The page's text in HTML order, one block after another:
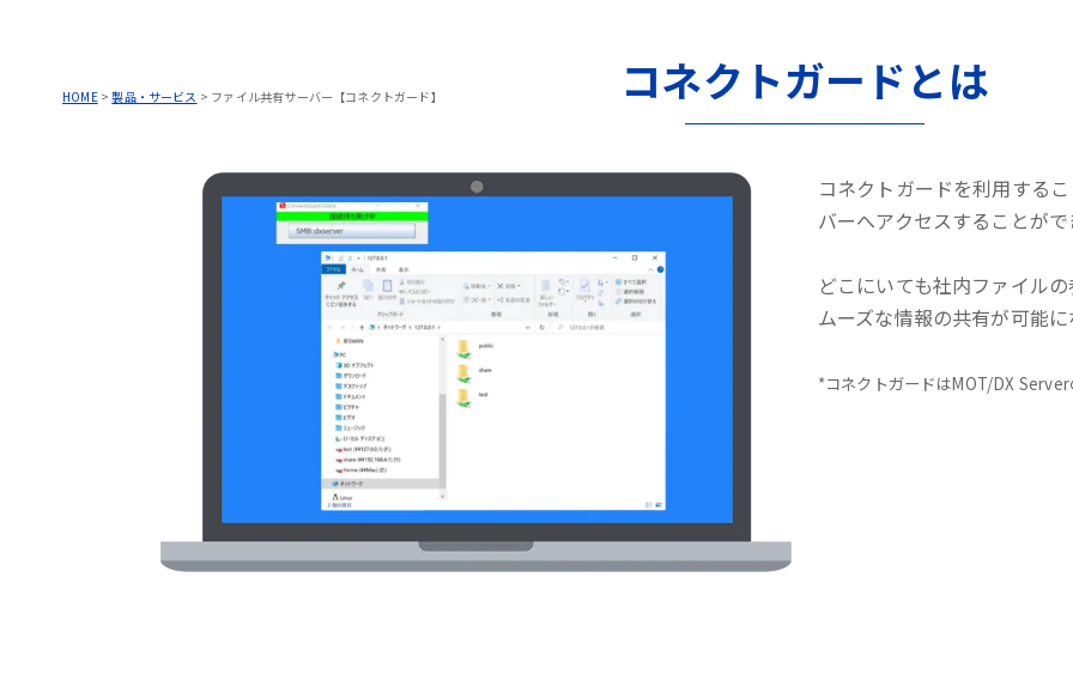
HOME>製品・サービス > ファイル共有サーバー【コネクトガード】 コネクトガードとは
コネクトガードを利用する
バーへアクセスすることが
どこにいても社内ファイル
ムーズな情報の共有が可能
*コネクトガードはMOT/DX